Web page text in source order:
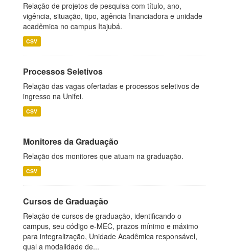
Relação de projetos de pesquisa com título, ano,
vigência, situação, tipo, agência financiadora e unidade
acadêmica no campus Itajubá.
CSV
Processos Seletivos
Relação das vagas ofertadas e processos seletivos de
ingresso na Unifei.
CSV
Monitores da Graduação
Relação dos monitores que atuam na graduação.
CSV
Cursos de Graduação
Relação de cursos de graduação, identificando o
campus, seu código e-MEC, prazos mínimo e máximo
para integralização, Unidade Acadêmica responsável,
qual a modalidade de...